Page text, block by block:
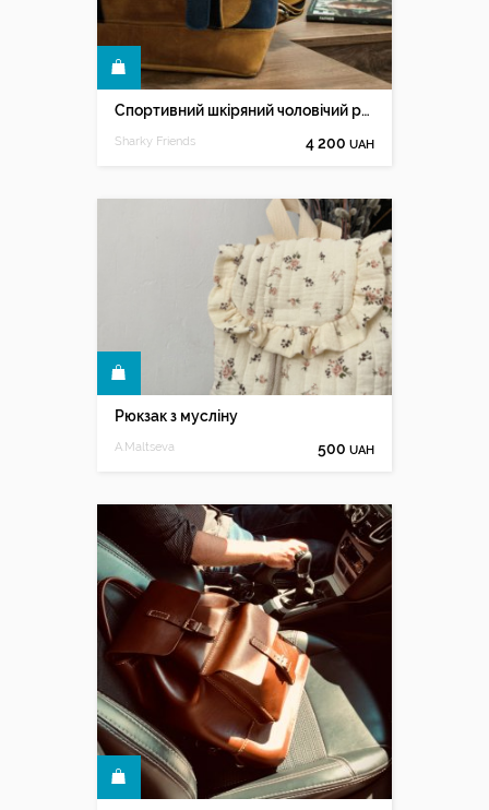
Спортивний шкіряний чоловічий рюкзак, Рюкзак для ноутбука
Sharky Friends 4 200 UAH
Рюкзак з мусліну
A.Maltseva 500 UAH